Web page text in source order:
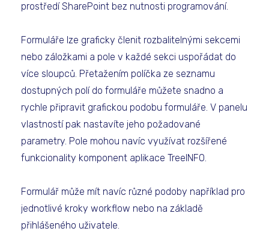
prostředí SharePoint bez nutnosti programování.
Formuláře lze graficky členit rozbalitelnými sekcemi
nebo záložkami a pole v každé sekci uspořádat do
více sloupců. Přetažením políčka ze seznamu
dostupných polí do formuláře můžete snadno a
rychle připravit grafickou podobu formuláře. V panelu
vlastností pak nastavíte jeho požadované
parametry. Pole mohou navíc využívat rozšířené
funkcionality komponent aplikace TreeINFO.
Formulář může mít navíc různé podoby například pro
jednotlivé kroky workflow nebo na základě
přihlášeného uživatele.